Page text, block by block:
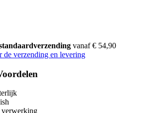
vanaf € 54,90
de verzending en levering